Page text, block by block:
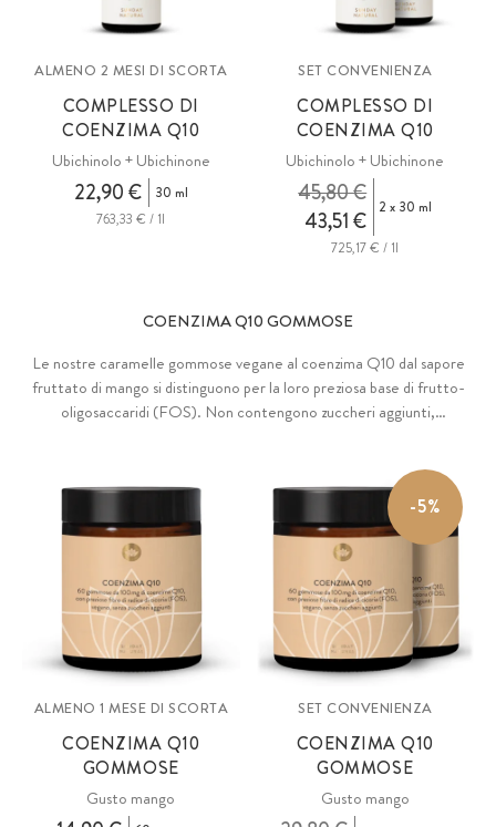
ALMENO 2 MESI DI SCORTA
COMPLESSO DI
COENZIMA Q10
Ubichinolo + Ubichinone
22,90 €
30 ml
763,33 € / 1l
SET CONVENIENZA
COMPLESSO DI
COENZIMA Q10
Ubichinolo + Ubichinone
43,51 €
45,80 € 2 x 30 ml
725,17 € / 1l
COENZIMA Q10 GOMMOSE
Le nostre caramelle gommose vegane al coenzima Q10 dal sapore
fruttato di mango si distinguono per la loro preziosa base di frutto-
oligosaccaridi (FOS). Non contengono zuccheri aggiunti,
ALMENO 1 MESE DI SCORTA
COENZIMA Q10
GOMMOSE
Gusto mango
-5%
SET CONVENIENZA
COENZIMA Q10
GOMMOSE
Gusto mango